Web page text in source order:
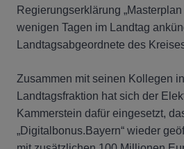
Regierungserklärung
wenigen Tagen im Landtag
Landtagsabgeordnete des
Zusammen mit seinen Kollegen
Landtagsfraktion hat sich der
Kammerstein dafür eingesetzt,
„Digitalbonus.Bayern“ wieder